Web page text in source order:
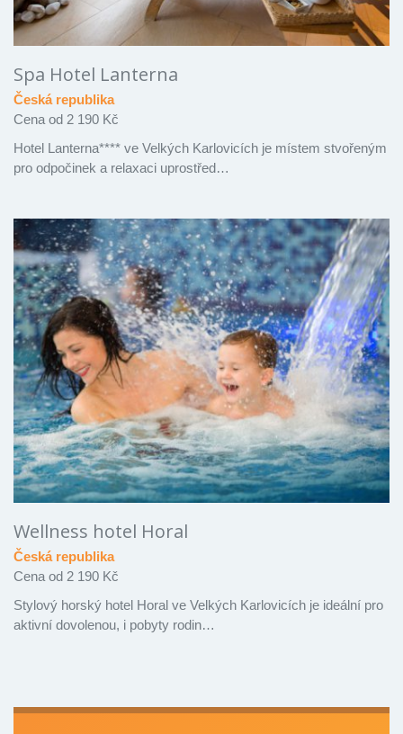
Spa Hotel Lanterna
Česká republika
Cena od 2 190 Kč
Hotel Lanterna**** ve Velkých Karlovicích je místem stvořeným
pro odpočinek a relaxaci uprostřed…
Wellness hotel Horal
Česká republika
Cena od 2 190 Kč
Stylový horský hotel Horal ve Velkých Karlovicích je ideální pro
aktivní dovolenou, i pobyty rodin…